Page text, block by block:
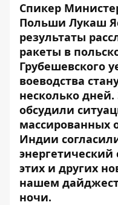
Спикер
Польши Лукаш
результаты
ракеты в
Грубешевского
воеводства
несколько
обсудили
массированных
Индии
этих и других
нашем
ночи.